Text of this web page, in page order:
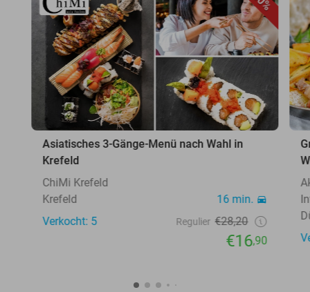
Asiatisches 3-Gänge-Menü nach Wahl in
Krefeld
ChiMi Krefeld
Krefeld
16 min.
Verkocht: 5
Regulier €28,20
€16,90